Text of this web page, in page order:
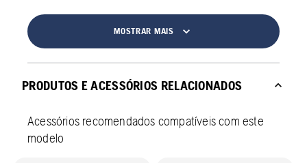
MOSTRAR MAIS
PRODUTOS E ACESSÓRIOS RELACIONADOS
Acessórios recomendados compatíveis com este
modelo